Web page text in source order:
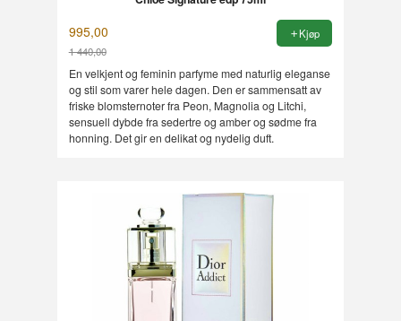
995,00
1 440,00
Rabatt
Kjøp
En velkjent og feminin parfyme med naturlig eleganse
og stil som varer hele dagen. Den er sammensatt av
friske blomsternoter fra Peon, Magnolia og Litchi,
sensuell dybde fra sedertre og amber og sødme fra
honning. Det gir en delikat og nydelig duft.